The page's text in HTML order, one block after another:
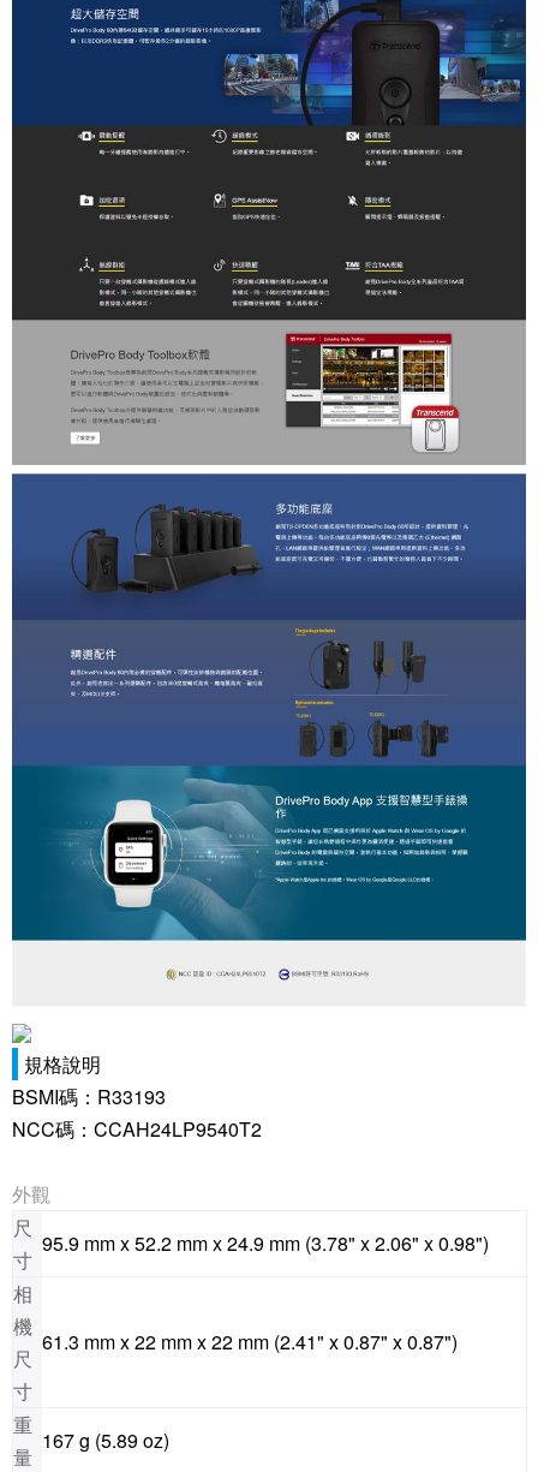
規格說明
BSMI碼：R33193
NCC碼：CCAH24LP9540T2
外觀
尺
寸
95.9 mm x 52.2 mm x 24.9 mm (3.78" x 2.06" x 0.98")
相
機
尺
寸
61.3 mm x 22 mm x 22 mm (2.41" x 0.87" x 0.87")
重
量
167 g (5.89 oz)